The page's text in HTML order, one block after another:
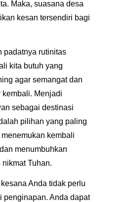
Maka, suasana desa
kesan tersendiri bagi
padatnya rutinitas
kita butuh yang
agar semangat dan
kembali. Menjadi
sebagai destinasi
pilihan yang paling
kembali
menumbuhkan
nikmat Tuhan.
Anda tidak perlu
penginapan. Anda dapat